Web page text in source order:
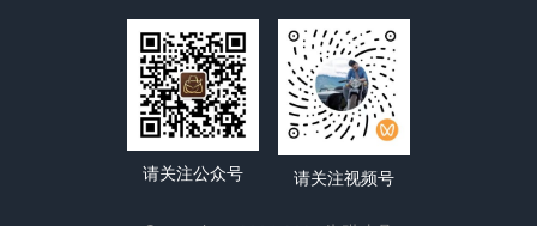
请关注公众号 请关注视频号